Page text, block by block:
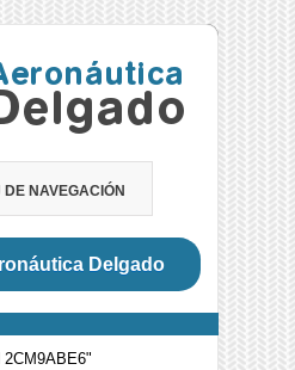
DE NAVEGACIÓN
Delgado
2CM9ABE6"